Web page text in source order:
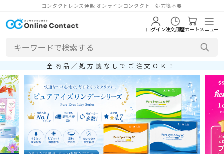
コンタクトレンズ通販 オンラインコンタクト 処方箋不要
ログイン注文履歴カートメニュー
全商品／処方箋なしでご注文ＯＫ！